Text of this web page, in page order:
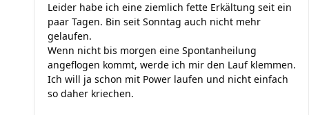
Leider habe ich eine ziemlich fette Erkältung seit ein
paar Tagen. Bin seit Sonntag auch nicht mehr
gelaufen.
Wenn nicht bis morgen eine Spontanheilung
angeflogen kommt, werde ich mir den Lauf klemmen.
Ich will ja schon mit Power laufen und nicht einfach
so daher kriechen.